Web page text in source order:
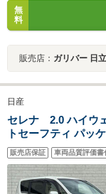
無
料
販売店： ガリバー 日
日産
セレナ 2.0 ハイウ
トセーフティ パッ
ーモニター エマー
ド クルーズコント
グライト コーナー
ングストップ
販売店保証 車両品質評価書